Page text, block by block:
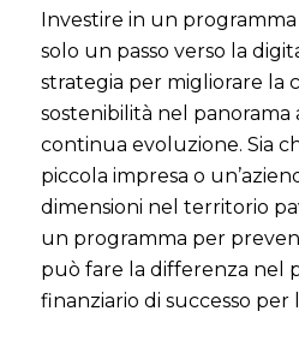
Investire in un
solo un passo verso la
strategia per migliorare la
sostenibilità nel panorama
continua evoluzione. Sia
piccola impresa o
dimensioni nel territorio
un programma per
può fare la differenza nel
finanziario di successo per